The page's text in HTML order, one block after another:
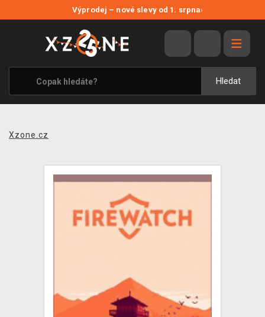
Výprodej – nové slevy od 1. srpna›
Hledat
VÝPRODEJ
VIDEOHRY
XZONE ORIGINALS
TÉMATIKY
SPOLEČENSKÉ HRY
Xzone.cz